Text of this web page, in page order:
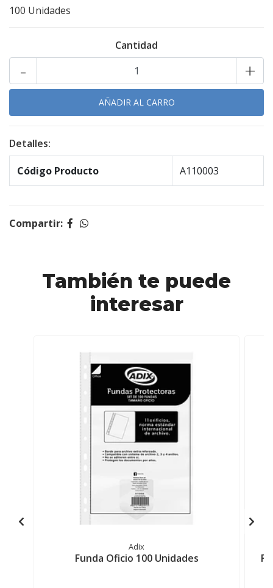
100 Unidades
Cantidad
+
-
Detalles:
Código Producto A110003
Compartir:
También te puede
interesar
Adix
Funda Oficio 100 Unidades